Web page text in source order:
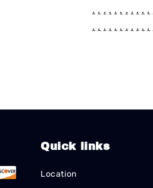
. . . . . . . . . . .
. . . . . . . . . . .
Quick links
Location